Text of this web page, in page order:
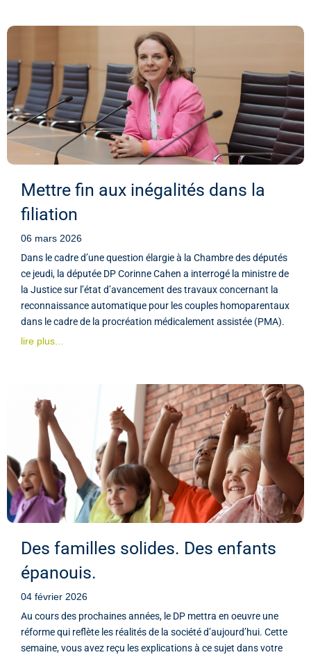
Mettre fin aux inégalités dans la
filiation
06 mars 2026
Dans le cadre d’une question élargie à la Chambre des députés
ce jeudi, la députée DP Corinne Cahen a interrogé la ministre de
la Justice sur l’état d’avancement des travaux concernant la
reconnaissance automatique pour les couples homoparentaux
dans le cadre de la procréation médicalement assistée (PMA).
lire plus...
Des familles solides. Des enfants
épanouis.
04 février 2026
Au cours des prochaines années, le DP mettra en oeuvre une
réforme qui reflète les réalités de la société d’aujourd’hui. Cette
semaine, vous avez reçu les explications à ce sujet dans votre